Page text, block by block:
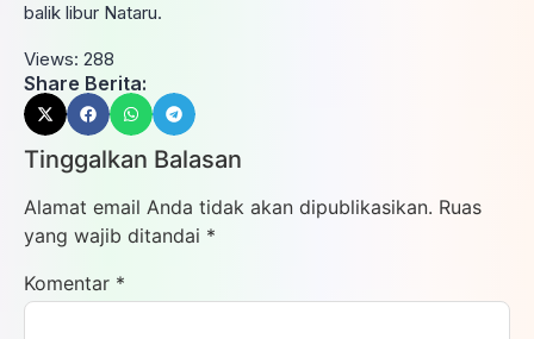
balik libur Nataru.
Views: 288
Share Berita:
Tinggalkan Balasan
Alamat email Anda tidak akan dipublikasikan. Ruas
yang wajib ditandai *
Komentar *